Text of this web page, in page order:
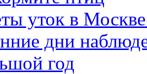
уток в
дни
год